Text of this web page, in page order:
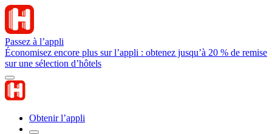
Passez à l’appli
Économisez encore plus sur l’appli : obtenez jusqu’à 20 % de remise
sur une sélection d’hôtels
Obtenir l’appli